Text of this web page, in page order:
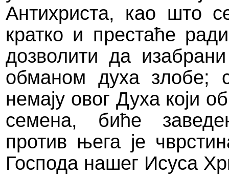
Антихриста, као што
кратко и престаће
дозволити да
обманом духа злобе;
немају овог Духа који
семена, биће
против њега је
Господа нашег Исуса